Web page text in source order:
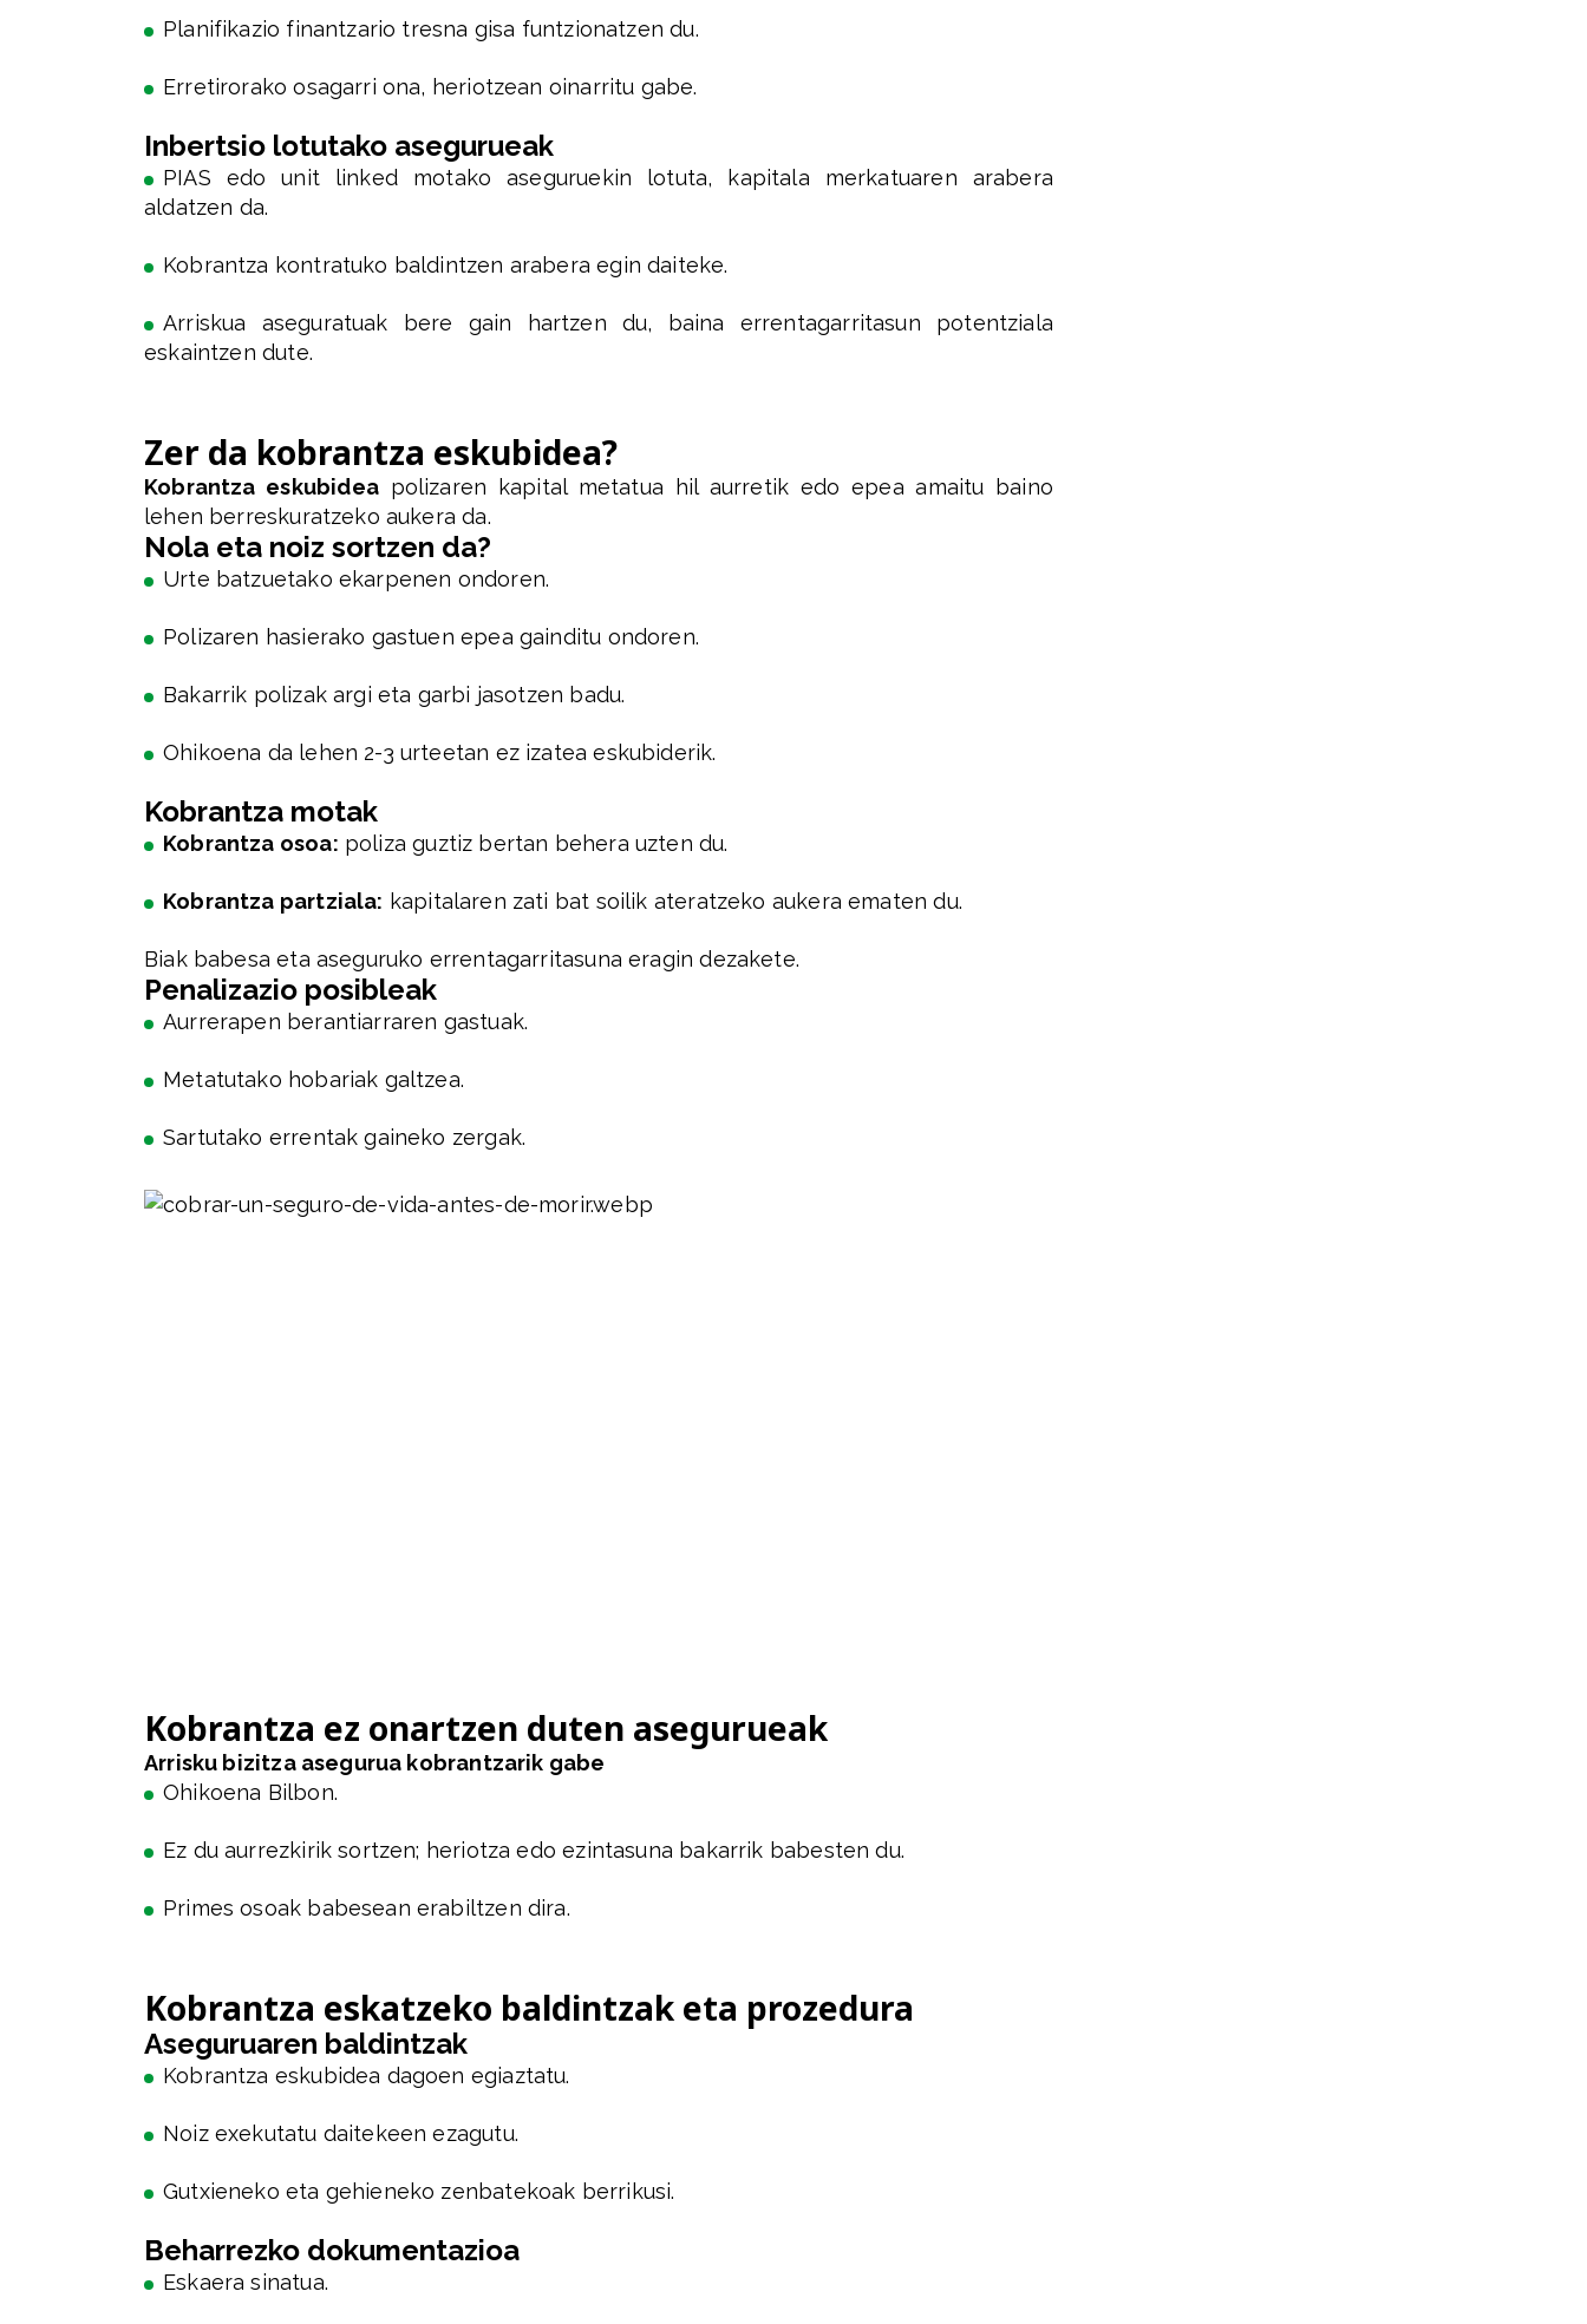
Planifikazio finantzario tresna gisa funtzionatzen du.
Erretirorako osagarri ona, heriotzean oinarritu gabe.
Inbertsio lotutako asegurueak
PIAS edo unit linked motako aseguruekin lotuta, kapitala merkatuaren arabera
aldatzen da.
Kobrantza kontratuko baldintzen arabera egin daiteke.
Arriskua aseguratuak bere gain hartzen du, baina errentagarritasun potentziala
eskaintzen dute.
Zer da kobrantza eskubidea?
Kobrantza eskubideapolizaren kapital metatua hil aurretik edo epea amaitu baino
lehen berreskuratzeko aukera da.
Nola eta noiz sortzen da?
Urte batzuetako ekarpenen ondoren.
Polizaren hasierako gastuen epea gainditu ondoren.
Bakarrik polizak argi eta garbi jasotzen badu.
Ohikoena da lehen 2-3 urteetan ez izatea eskubiderik.
Kobrantza motak
Kobrantza osoa: poliza guztiz bertan behera uzten du.
Kobrantza partziala: kapitalaren zati bat soilik ateratzeko aukera ematen du.
Biak babesa eta aseguruko errentagarritasuna eragin dezakete.
Penalizazio posibleak
Aurrerapen berantiarraren gastuak.
Metatutako hobariak galtzea.
Sartutako errentak gaineko zergak.
Kobrantza ez onartzen duten asegurueak
Arrisku bizitza asegurua kobrantzarik gabe
Ohikoena Bilbon.
Ez du aurrezkirik sortzen; heriotza edo ezintasuna bakarrik babesten du.
Primes osoak babesean erabiltzen dira.
Kobrantza eskatzeko baldintzak eta prozedura
Aseguruaren baldintzak
Kobrantza eskubidea dagoen egiaztatu.
Noiz exekutatu daitekeen ezagutu.
Gutxieneko eta gehieneko zenbatekoak berrikusi.
Beharrezko dokumentazioa
Eskaera sinatua.